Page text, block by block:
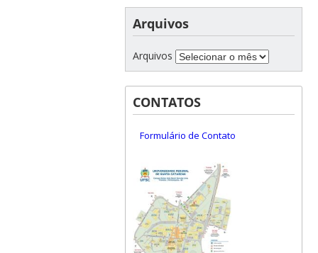
Arquivos
Arquivos
CONTATOS
Formulário de Contato